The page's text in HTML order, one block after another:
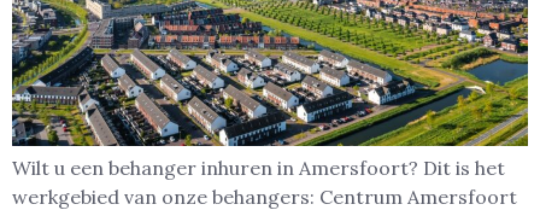
Wilt u een behanger inhuren in Amersfoort? Dit is het
werkgebied van onze behangers: Centrum Amersfoort